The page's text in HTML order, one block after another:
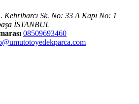
Kehribarcı Sk. No: 33 A Kapı No: 1
İSTANBUL
08509693460